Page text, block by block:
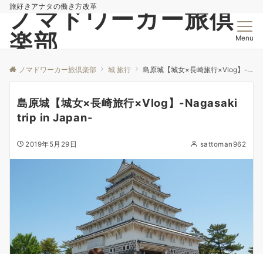
旅好きアナタの働き方改革
ノマドワーカー旅倶
楽部
Menu
ノマドワーカー旅倶楽部 城 旅行 島原城【城女×長崎旅行×Vlog】-Nagasaki trip in Japan-
島原城【城女×長崎旅行×Vlog】-Nagasaki
trip in Japan-
2019年5月29日 sattoman962